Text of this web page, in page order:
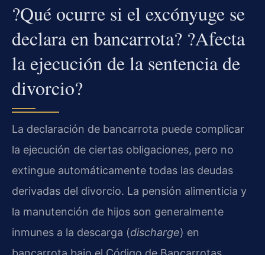
?Qué ocurre si el excónyuge se
declara en bancarrota? ?Afecta
la ejecución de la sentencia de
divorcio?
La declaración de bancarrota puede complicar
la ejecución de ciertas obligaciones, pero no
extingue automáticamente todas las deudas
derivadas del divorcio. La pensión alimenticia y
la manutención de hijos son generalmente
inmunes a la descarga (discharge) en